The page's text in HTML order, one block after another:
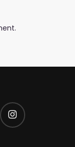
instagram